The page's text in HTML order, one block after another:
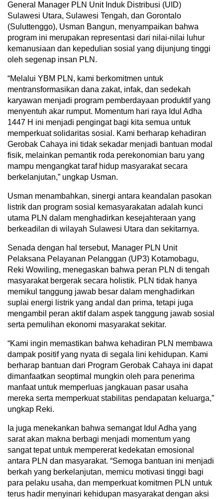
General Manager PLN Unit Induk Distribusi (UID)
Sulawesi Utara, Sulawesi Tengah, dan Gorontalo
(Suluttenggo), Usman Bangun, menyampaikan bahwa
program ini merupakan representasi dari nilai-nilai luhur
kemanusiaan dan kepedulian sosial yang dijunjung tinggi
oleh segenap insan PLN.
“Melalui YBM PLN, kami berkomitmen untuk
mentransformasikan dana zakat, infak, dan sedekah
karyawan menjadi program pemberdayaan produktif yang
menyentuh akar rumput. Momentum hari raya Idul Adha
1447 H ini menjadi pengingat bagi kita semua untuk
memperkuat solidaritas sosial. Kami berharap kehadiran
Gerobak Cahaya ini tidak sekadar menjadi bantuan modal
fisik, melainkan pemantik roda perekonomian baru yang
mampu mengangkat taraf hidup masyarakat secara
berkelanjutan,” ungkap Usman.
Usman menambahkan, sinergi antara keandalan pasokan
listrik dan program sosial kemasyarakatan adalah kunci
utama PLN dalam menghadirkan kesejahteraan yang
berkeadilan di wilayah Sulawesi Utara dan sekitarnya.
Senada dengan hal tersebut, Manager PLN Unit
Pelaksana Pelayanan Pelanggan (UP3) Kotamobagu,
Reki Wowiling, menegaskan bahwa peran PLN di tengah
masyarakat bergerak secara holistik. PLN tidak hanya
memikul tanggung jawab besar dalam menghadirkan
suplai energi listrik yang andal dan prima, tetapi juga
mengambil peran aktif dalam aspek tanggung jawab sosial
serta pemulihan ekonomi masyarakat sekitar.
“Kami ingin memastikan bahwa kehadiran PLN membawa
dampak positif yang nyata di segala lini kehidupan. Kami
berharap bantuan dari Program Gerobak Cahaya ini dapat
dimanfaatkan seoptimal mungkin oleh para penerima
manfaat untuk memperluas jangkauan pasar usaha
mereka serta memperkuat stabilitas pendapatan keluarga,”
ungkap Reki.
Ia juga menekankan bahwa semangat Idul Adha yang
sarat akan makna berbagi menjadi momentum yang
sangat tepat untuk mempererat kedekatan emosional
antara PLN dan masyarakat. “Semoga bantuan ini menjadi
berkah yang berkelanjutan, memicu motivasi tinggi bagi
para pelaku usaha, dan memperkuat komitmen PLN untuk
terus hadir menyinari kehidupan masyarakat dengan aksi